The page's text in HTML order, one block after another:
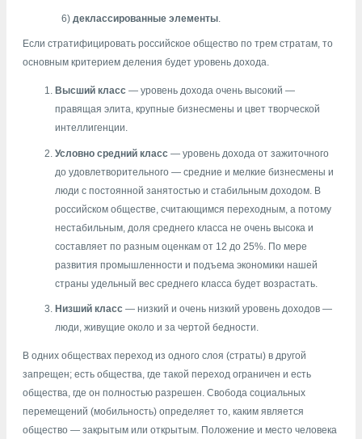
6) деклассированные элементы.
Если стратифицировать российское общество по трем стратам, то
основным критерием деления будет уровень дохода.
Высший класс — уровень дохода очень высокий —
правящая элита, крупные бизнесмены и цвет творческой
интеллигенции.
Условно средний класс — уровень дохода от зажиточного
до удовлетворительного — средние и мелкие бизнесмены и
люди с постоянной занятостью и стабильным доходом. В
российском обществе, считающимся переходным, а потому
нестабильным, доля среднего класса не очень высока и
составляет по разным оценкам от 12 до 25%. По мере
развития промышленности и подъема экономики нашей
страны удельный вес среднего класса будет возрастать.
Низший класс — низкий и очень низкий уровень доходов —
люди, живущие около и за чертой бедности.
В одних обществах переход из одного слоя (страты) в другой
запрещен; есть общества, где такой переход ограничен и есть
общества, где он полностью разрешен. Свобода социальных
перемещений (мобильность) определяет то, каким является
общество — закрытым или открытым. Положение и место человека